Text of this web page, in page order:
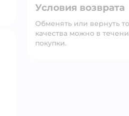
Условия возврата
Обменять или вернуть
качества можно в
покупки.